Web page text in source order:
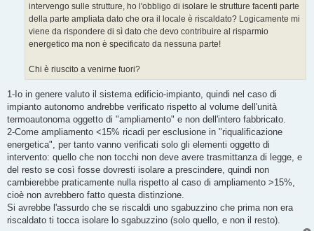
intervengo sulle strutture, ho l'obbligo di isolare le strutture facenti parte
della parte ampliata dato che ora il locale è riscaldato? Logicamente mi
viene da rispondere di sì dato che devo contribuire al risparmio
energetico ma non è specificato da nessuna parte!
Chi è riuscito a venirne fuori?
1-Io in genere valuto il sistema edificio-impianto, quindi nel caso di
impianto autonomo andrebbe verificato rispetto al volume dell'unità
termoautonoma oggetto di "ampliamento" e non dell'intero fabbricato.
2-Come ampliamento <15% ricadi per esclusione in "riqualificazione
energetica", per tanto vanno verificati solo gli elementi oggetto di
intervento: quello che non tocchi non deve avere trasmittanza di legge, e
del resto se così fosse dovresti isolare a prescindere, quindi non
cambierebbe praticamente nulla rispetto al caso di ampliamento >15%,
cioè non avrebbero fatto questa distinzione.
Si avrebbe l'assurdo che se riscaldi uno sgabuzzino che prima non era
riscaldato ti tocca isolare lo sgabuzzino (solo quello, e non il resto).